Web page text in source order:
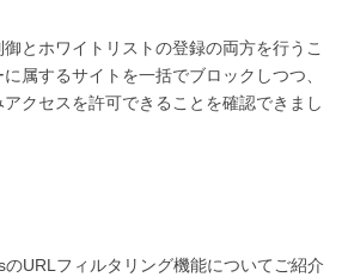
とホワイトリストの登録の両方を行うこ
属するサイトを一括でブロックしつつ、
クセスを許可できることを確認できまし
URLフィルタリング機能についてご紹介